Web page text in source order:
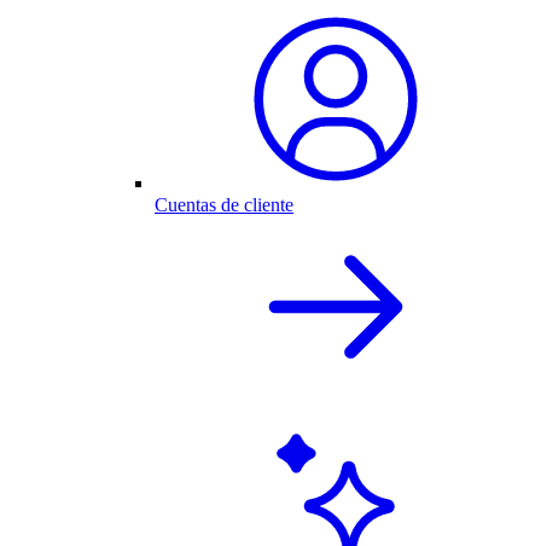
Cuentas de cliente